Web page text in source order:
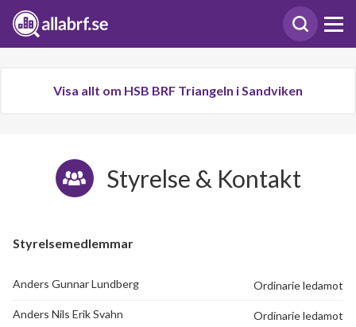
Visa allt om HSB BRF Triangeln i Sandviken
Styrelse & Kontakt
Styrelsemedlemmar
Anders Gunnar Lundberg Ordinarie ledamot
Anders Nils Erik Svahn Ordinarie ledamot